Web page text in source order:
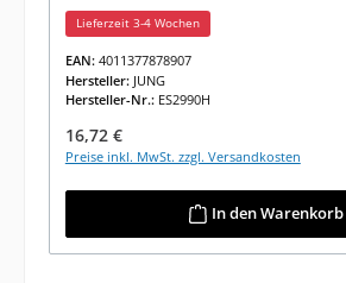
Lieferzeit 3-4 Wochen
EAN: 4011377878907
Hersteller: JUNG
Hersteller-Nr.: ES2990H
Regulärer Preis:
16,72 €
Preise inkl. MwSt. zzgl. Versandkosten
In den Warenkorb